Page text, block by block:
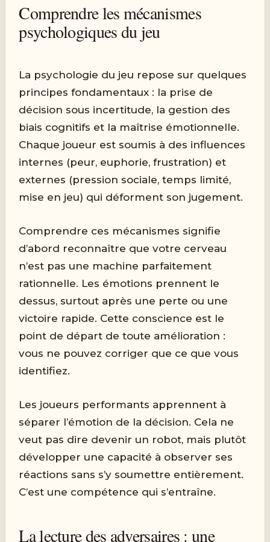
Comprendre les mécanismes
psychologiques du jeu
La psychologie du jeu repose sur quelques
principes fondamentaux : la prise de
décision sous incertitude, la gestion des
biais cognitifs et la maîtrise émotionnelle.
Chaque joueur est soumis à des influences
internes (peur, euphorie, frustration) et
externes (pression sociale, temps limité,
mise en jeu) qui déforment son jugement.
Comprendre ces mécanismes signifie
d’abord reconnaître que votre cerveau
n’est pas une machine parfaitement
rationnelle. Les émotions prennent le
dessus, surtout après une perte ou une
victoire rapide. Cette conscience est le
point de départ de toute amélioration :
vous ne pouvez corriger que ce que vous
identifiez.
Les joueurs performants apprennent à
séparer l’émotion de la décision. Cela ne
veut pas dire devenir un robot, mais plutôt
développer une capacité à observer ses
réactions sans s’y soumettre entièrement.
C’est une compétence qui s’entraîne.
La lecture des adversaires : une